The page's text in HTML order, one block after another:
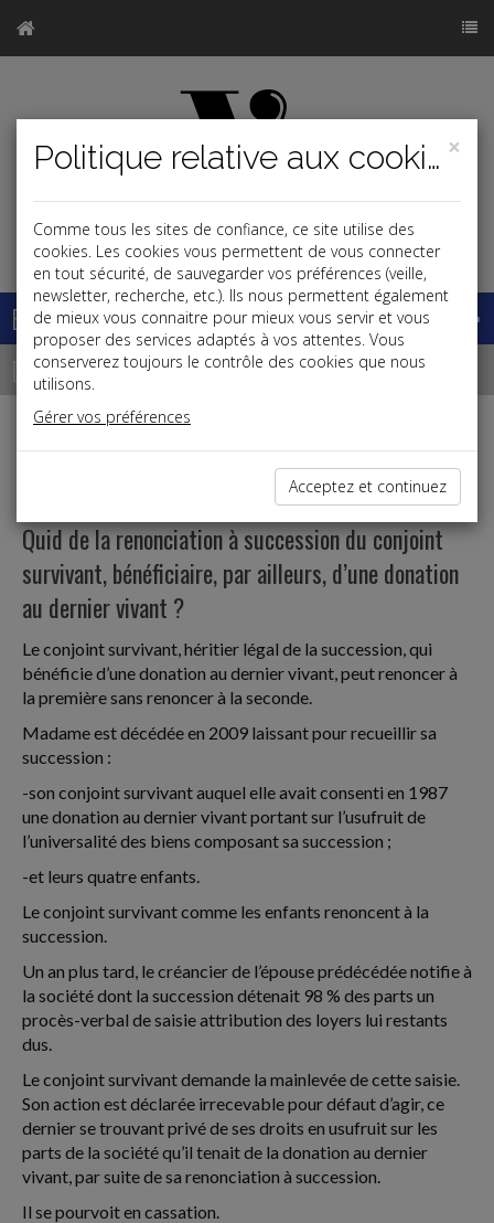
Base documentaire
Dépêches
Quid de la renonciation à succession du conjoint
survivant, bénéficiaire, par ailleurs, d’une donation
au dernier vivant ?
Le conjoint survivant, héritier légal de la succession, qui
bénéficie d’une donation au dernier vivant, peut renoncer à
la première sans renoncer à la seconde.
Madame est décédée en 2009 laissant pour recueillir sa
succession :
-son conjoint survivant auquel elle avait consenti en 1987
une donation au dernier vivant portant sur l’usufruit de
l’universalité des biens composant sa succession ;
-et leurs quatre enfants.
Le conjoint survivant comme les enfants renoncent à la
succession.
Un an plus tard, le créancier de l’épouse prédécédée notifie à
la société dont la succession détenait 98 % des parts un
procès-verbal de saisie attribution des loyers lui restants
dus.
Le conjoint survivant demande la mainlevée de cette saisie.
Son action est déclarée irrecevable pour défaut d’agir, ce
dernier se trouvant privé de ses droits en usufruit sur les
parts de la société qu’il tenait de la donation au dernier
vivant, par suite de sa renonciation à succession.
Il se pourvoit en cassation.
×
Politique relative aux cookies
Comme tous les sites de confiance, ce site utilise des
cookies. Les cookies vous permettent de vous connecter
en tout sécurité, de sauvegarder vos préférences (veille,
newsletter, recherche, etc.). Ils nous permettent également
de mieux vous connaitre pour mieux vous servir et vous
proposer des services adaptés à vos attentes. Vous
conserverez toujours le contrôle des cookies que nous
utilisons.
Gérer vos préférences
Acceptez et continuez